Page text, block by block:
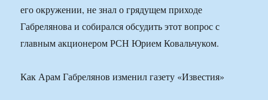
его окружении, не знал о грядущем приходе
Габрелянова и собирался обсудить этот вопрос с
главным акционером РСН Юрием Ковальчуком.
Как Арам Габрелянов изменил газету «Известия»